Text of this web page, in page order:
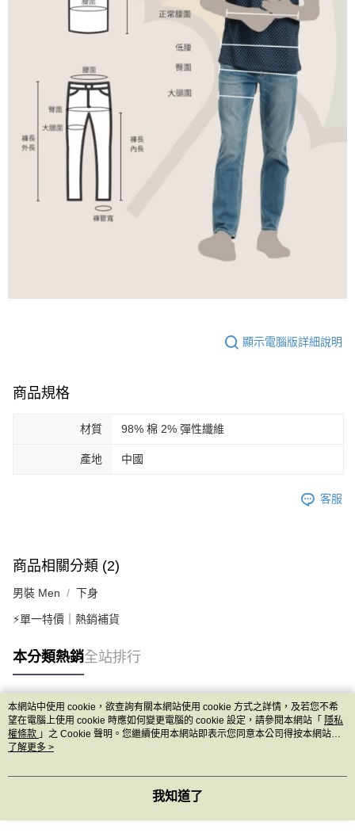
顯示電腦版詳細說明
商品規格
材質 98% 棉 2% 彈性纖維
產地 中國
客服
商品相關分類 (2)
男裝 Men 下身
⚡單一特價｜熱銷補貨
本分類熱銷全站排行
熱門標籤
本網站中使用 cookie，欲查詢有關本網站使用 cookie 方式之詳情，及若您不希
望在電腦上使用 cookie 時應如何變更電腦的 cookie 設定，請參閱本網站「 隱私
權條款 」之 Cookie 聲明。您繼續使用本網站即表示您同意本公司得按本網站使
用條款之 Cookie 聲明使用 cookie。
了解更多 >
我知道了